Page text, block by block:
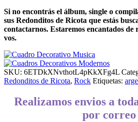
Si no encontrás el álbum, single o
sus Redonditos de Ricota que estás
contactarnos. Estaremos encantados
vos.
SKU: 6ETDkXNvthotL4pKkXFg4L
Redonditos de Ricota, Rock Etiquetas:
Realizamos envios a
por correo